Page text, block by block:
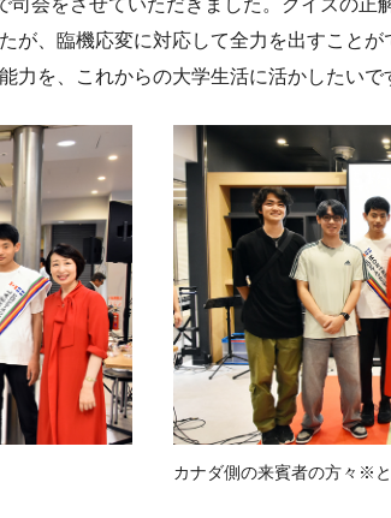
司会をさせていただきました。クイズの正
が、臨機応変に対応して全力を出すこと
力を、これからの大学生活に活かしたいで
カナダ側の来賓者の方々※